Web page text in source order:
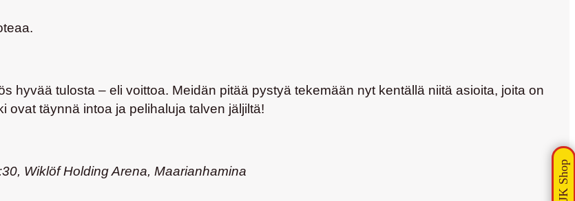
hyvää tulosta – eli voittoa. Meidän pitää pystyä tekemään nyt kentällä niitä asioita, joita on
ovat täynnä intoa ja pelihaluja talven jäljiltä!
Wiklöf Holding Arena, Maarianhamina